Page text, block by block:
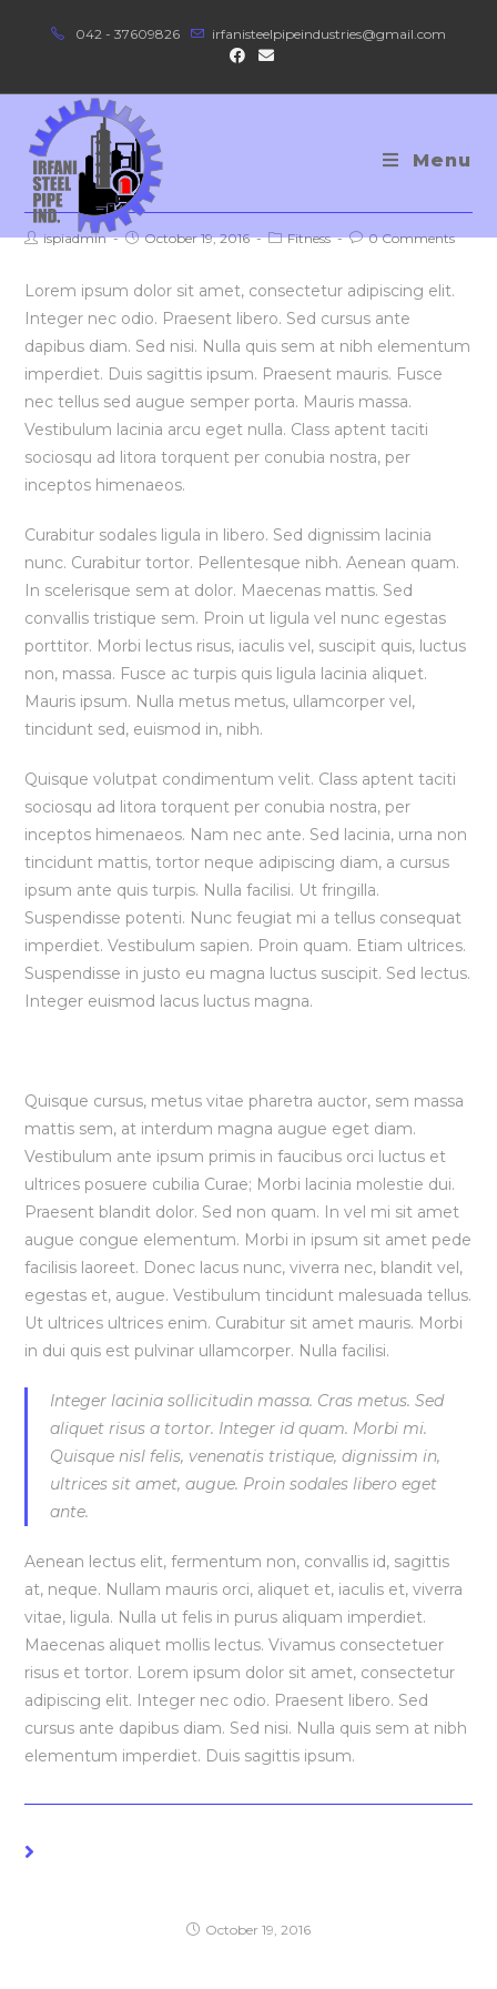
042 - 37609826 irfanisteelpipeindustries@gmail.com
Menu
Neque adipiscing an cursus
Postispiadmin
PostOctober 19, 2016
PostFitness
Post0 Comments
Lorem ipsum dolor sit amet, consectetur adipiscing elit.
Integer nec odio. Praesent libero. Sed cursus ante
dapibus diam. Sed nisi. Nulla quis sem at nibh elementum
imperdiet. Duis sagittis ipsum. Praesent mauris. Fusce
nec tellus sed augue semper porta. Mauris massa.
Vestibulum lacinia arcu eget nulla. Class aptent taciti
sociosqu ad litora torquent per conubia nostra, per
inceptos himenaeos.
Curabitur sodales ligula in libero. Sed dignissim lacinia
nunc. Curabitur tortor. Pellentesque nibh. Aenean quam.
In scelerisque sem at dolor. Maecenas mattis. Sed
convallis tristique sem. Proin ut ligula vel nunc egestas
porttitor. Morbi lectus risus, iaculis vel, suscipit quis, luctus
non, massa. Fusce ac turpis quis ligula lacinia aliquet.
Mauris ipsum. Nulla metus metus, ullamcorper vel,
tincidunt sed, euismod in, nibh.
Quisque volutpat condimentum velit. Class aptent taciti
sociosqu ad litora torquent per conubia nostra, per
inceptos himenaeos. Nam nec ante. Sed lacinia, urna non
tincidunt mattis, tortor neque adipiscing diam, a cursus
ipsum ante quis turpis. Nulla facilisi. Ut fringilla.
Suspendisse potenti. Nunc feugiat mi a tellus consequat
imperdiet. Vestibulum sapien. Proin quam. Etiam ultrices.
Suspendisse in justo eu magna luctus suscipit. Sed lectus.
Integer euismod lacus luctus magna.
Quisque cursus, metus vitae pharetra auctor, sem massa
mattis sem, at interdum magna augue eget diam.
Vestibulum ante ipsum primis in faucibus orci luctus et
ultrices posuere cubilia Curae; Morbi lacinia molestie dui.
Praesent blandit dolor. Sed non quam. In vel mi sit amet
augue congue elementum. Morbi in ipsum sit amet pede
facilisis laoreet. Donec lacus nunc, viverra nec, blandit vel,
egestas et, augue. Vestibulum tincidunt malesuada tellus.
Ut ultrices ultrices enim. Curabitur sit amet mauris. Morbi
in dui quis est pulvinar ullamcorper. Nulla facilisi.
Integer lacinia sollicitudin massa. Cras metus. Sed
aliquet risus a tortor. Integer id quam. Morbi mi.
Quisque nisl felis, venenatis tristique, dignissim in,
ultrices sit amet, augue. Proin sodales libero eget
ante.
Aenean lectus elit, fermentum non, convallis id, sagittis
at, neque. Nullam mauris orci, aliquet et, iaculis et, viverra
vitae, ligula. Nulla ut felis in purus aliquam imperdiet.
Maecenas aliquet mollis lectus. Vivamus consectetuer
risus et tortor. Lorem ipsum dolor sit amet, consectetur
adipiscing elit. Integer nec odio. Praesent libero. Sed
cursus ante dapibus diam. Sed nisi. Nulla quis sem at nibh
elementum imperdiet. Duis sagittis ipsum.
October 19, 2016